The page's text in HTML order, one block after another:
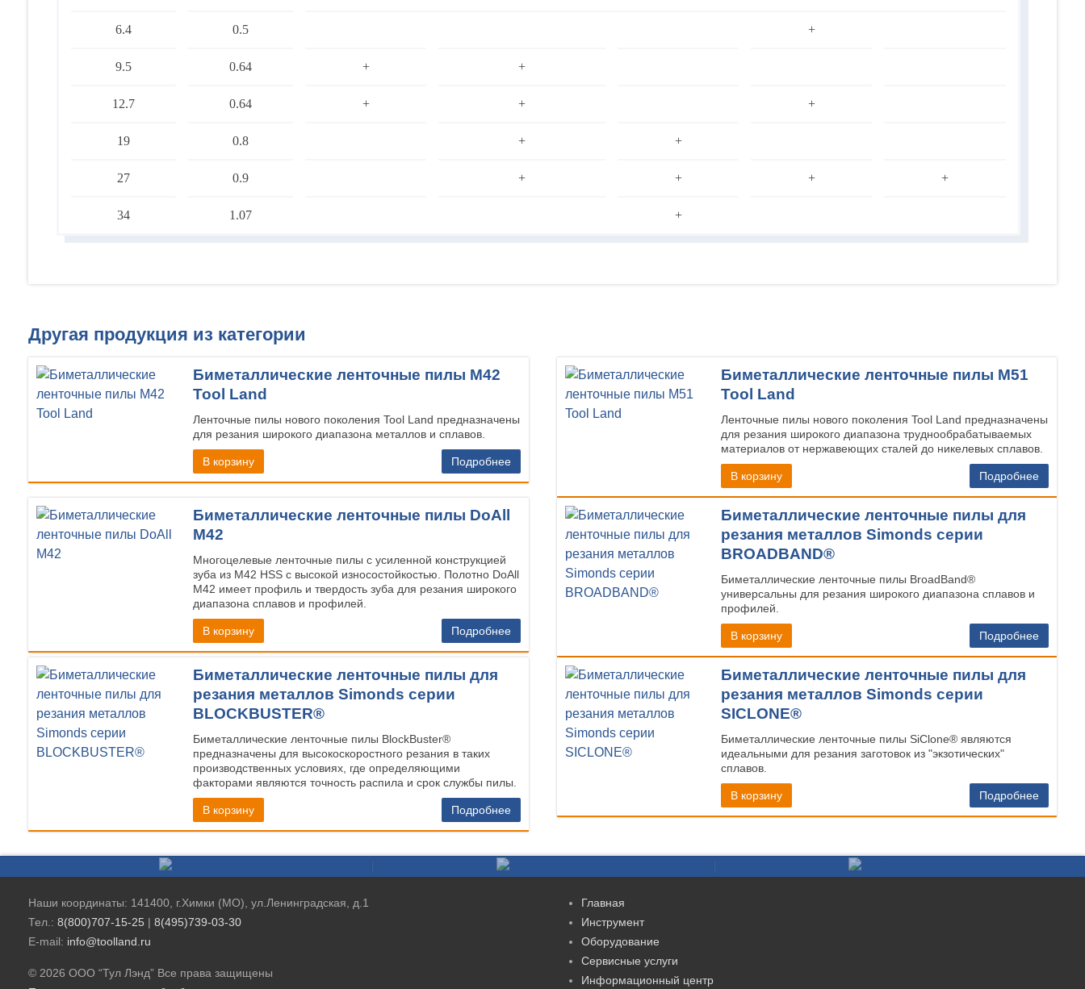
6.4 0.5 +
9.5 0.64 + +
12.7 0.64 + + +
19 0.8 + +
27 0.9 + + + +
34 1.07 +
Другая продукция из категории
Биметаллические ленточные пилы М42
Tool Land
Ленточные пилы нового поколения Tool Land предназначены
для резания широкого диапазона металлов и сплавов.
В корзину Подробнее
Биметаллические ленточные пилы М51
Tool Land
Ленточные пилы нового поколения Tool Land предназначены
для резания широкого диапазона труднообрабатываемых
материалов от нержавеющих сталей до никелевых сплавов.
В корзину Подробнее
Биметаллические ленточные пилы DoAll
M42
Многоцелевые ленточные пилы с усиленной конструкцией
зуба из М42 HSS с высокой износостойкостью. Полотно DoAll
М42 имеет профиль и твердость зуба для резания широкого
диапазона сплавов и профилей.
В корзину Подробнее
Биметаллические ленточные пилы для
резания металлов Simonds серии
BROADBAND®
Биметаллические ленточные пилы BroadBand®
универсальны для резания широкого диапазона сплавов и
профилей.
В корзину Подробнее
Биметаллические ленточные пилы для
резания металлов Simonds серии
BLOCKBUSTER®
Биметаллические ленточные пилы BlockBuster®
предназначены для высокоскоростного резания в таких
производственных условиях, где определяющими
факторами являются точность распила и срок службы пилы.
В корзину Подробнее
Биметаллические ленточные пилы для
резания металлов Simonds серии
SICLONE®
Биметаллические ленточные пилы SiClone® являются
идеальными для резания заготовок из "экзотических"
сплавов.
В корзину Подробнее
Наши координаты: 141400, г.Химки (МО), ул.Ленинградская, д.1
Тел.: 8(800)707-15-25 | 8(495)739-03-30
E-mail: info@toolland.ru
© 2026 ООО “Тул Лэнд” Все права защищены
Главная
Инструмент
Оборудование
Сервисные услуги
Информационный центр